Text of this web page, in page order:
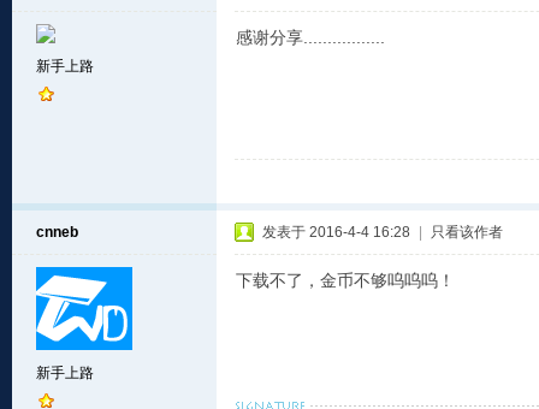
新手上路
感谢分享.................
cnneb
新手上路
发表于 2016-4-4 16:28 只看该作者
下载不了，金币不够呜呜呜！